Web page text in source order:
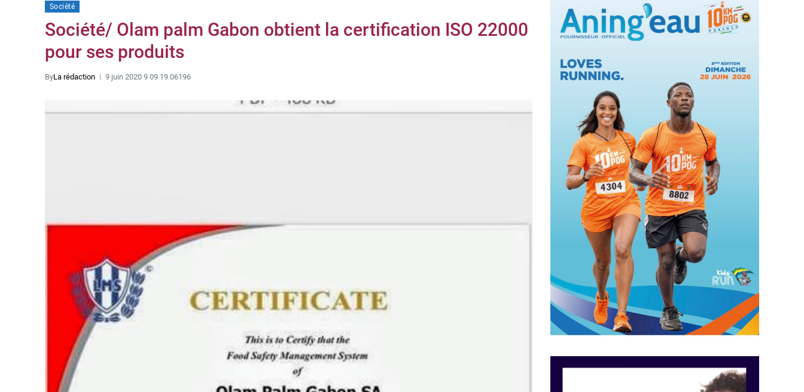
Société
Société/ Olam palm Gabon obtient la certification ISO 22000
pour ses produits
ByLa rédaction 9 juin 2020 9 09 19 06196